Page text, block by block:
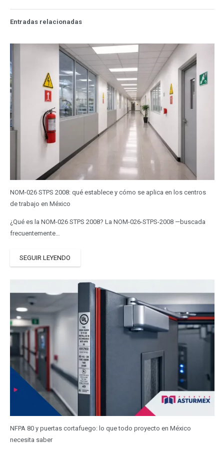
Entradas relacionadas
NOM-026 STPS 2008: qué establece y cómo se aplica en los centros
de trabajo en México
¿Qué es la NOM-026 STPS 2008? La NOM-026-STPS-2008 —buscada
frecuentemente…
SEGUIR LEYENDO
NFPA 80 y puertas cortafuego: lo que todo proyecto en México
necesita saber